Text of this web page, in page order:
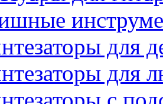
для
для